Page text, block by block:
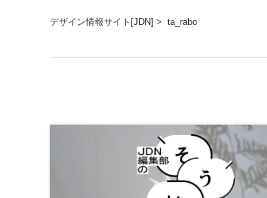
デザイン情報サイト[JDN] > ta_rabo